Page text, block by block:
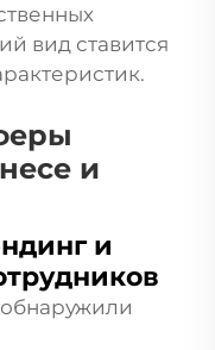
вид ставится
и
и